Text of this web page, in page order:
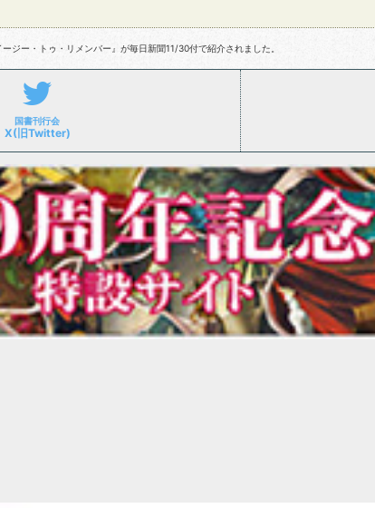
ージー・トゥ・リメンバー』が毎日新聞11/30付で紹介されました。
国書刊行会
X(旧Twitter)